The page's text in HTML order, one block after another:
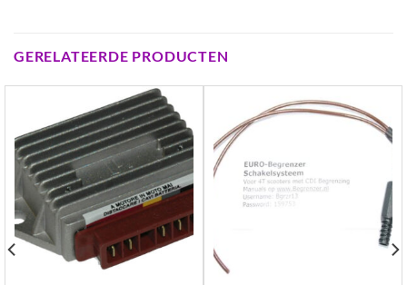
GERELATEERDE PRODUCTEN